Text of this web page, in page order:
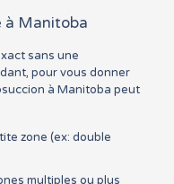
à Manitoba
sans une
pour vous donner
à Manitoba peut
zone (ex: double
multiples ou plus